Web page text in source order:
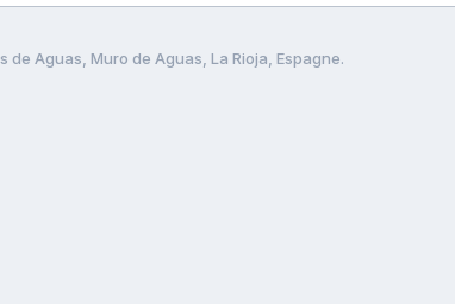
de Aguas, Muro de Aguas, La Rioja, Espagne.